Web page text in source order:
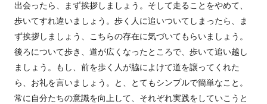
出会ったら、まず挨拶しましょう。そして走ることをやめて、
歩いてすれ違いましょう。歩く人に追いついてしまったら、ま
ず挨拶しましょう、こちらの存在に気づいてもらいましょう。
後ろについて歩き、道が広くなったところで、歩いて追い越し
ましょう。もし、前を歩く人が脇によけて道を譲ってくれた
ら、お礼を言いましょう。と、とてもシンプルで簡単なこと。
常に自分たちの意識を向上して、それぞれ実践をしていこうと